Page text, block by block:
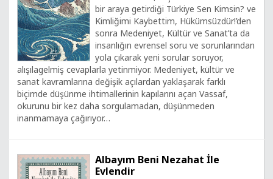
bir araya getirdiği Türkiye Sen Kimsin? ve
Kimliğimi Kaybettim, Hükümsüzdür!’den
sonra Medeniyet, Kültür ve Sanat’ta da
insanlığın evrensel soru ve sorunlarından
yola çıkarak yeni sorular soruyor,
alışılagelmiş cevaplarla yetinmiyor. Medeniyet, kültür ve
sanat kavramlarına değişik açılardan yaklaşarak farklı
biçimde düşünme ihtimallerinin kapılarını açan Vassaf,
okurunu bir kez daha sorgulamadan, düşünmeden
inanmamaya çağırıyor…
Albayım Beni Nezahat İle
Evlendir